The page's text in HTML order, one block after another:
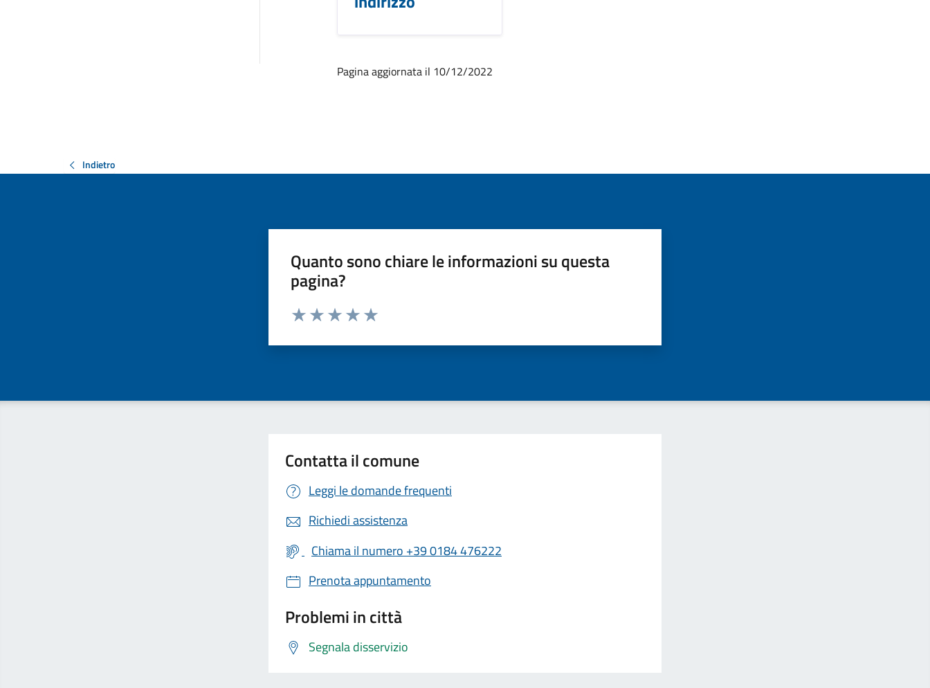
Pagina aggiornata il 10/12/2022
Indietro
Quanto sono chiare le informazioni su questa
pagina?
Valuta da 1 a 5 stelle la pagina
Contatta il comune
Leggi le domande frequenti
Richiedi assistenza
Chiama il numero +39 0184 476222
Prenota appuntamento
Problemi in città
Segnala disservizio